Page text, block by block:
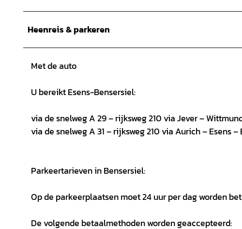
Heenreis & parkeren
Met de auto
U bereikt Esens-Bensersiel:
via de snelweg A 29 – rijksweg 210 via Jever –
via de snelweg A 31 – rijksweg 210 via Aurich – Esens
Parkeertarieven in Bensersiel:
Op de parkeerplaatsen moet 24 uur per dag worden
De volgende betaalmethoden worden geaccepteerd: